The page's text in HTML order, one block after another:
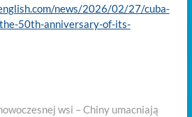
news/2026/02/27/cuba-
50th-anniversary-of-its-
wsi – Chiny umacniają